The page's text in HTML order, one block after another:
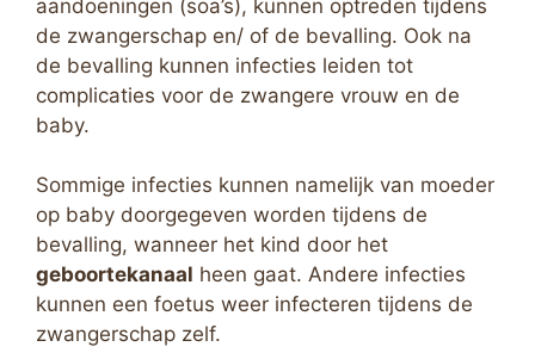
aandoeningen (soa’s), kunnen optreden tijdens
de zwangerschap en/ of de bevalling. Ook na
de bevalling kunnen infecties leiden tot
complicaties voor de zwangere vrouw en de
baby.
Sommige infecties kunnen namelijk van moeder
op baby doorgegeven worden tijdens de
bevalling, wanneer het kind door het
geboortekanaal heen gaat. Andere infecties
kunnen een foetus weer infecteren tijdens de
zwangerschap zelf.